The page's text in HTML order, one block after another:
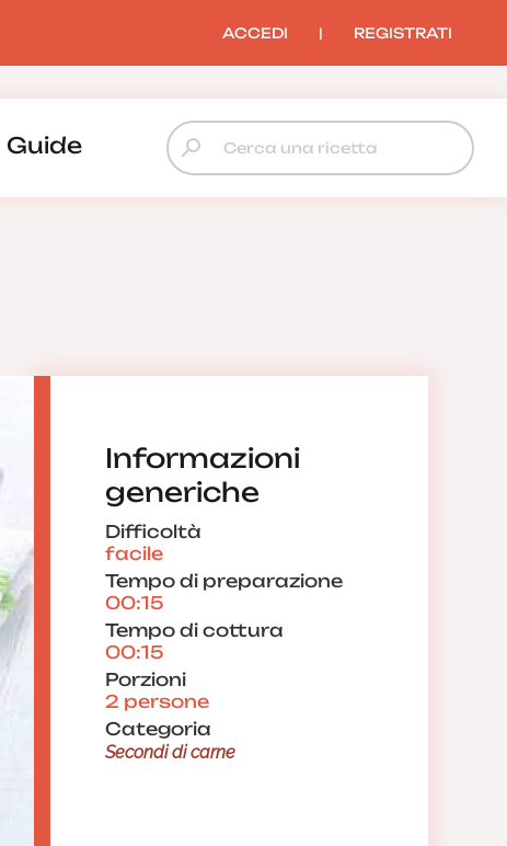
ACCEDI | REGISTRATI
Guide
Informazioni
generiche
Difficoltà
facile
Tempo di preparazione
00:15
Tempo di cottura
00:15
Porzioni
2 persone
Categoria
Secondi di carne